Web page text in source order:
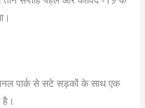
पार्क से सटे सड़कों के साथ एक
है।